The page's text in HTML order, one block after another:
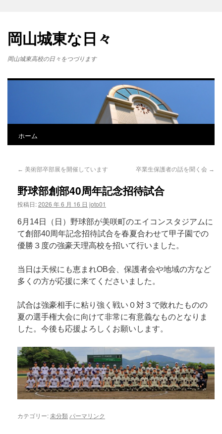
岡山城東な日々
岡山城東高校の日々をつづります
ホーム
← 美術部卒部展を開催しています 卒業生保護者の話を聞く会 →
野球部創部40周年記念招待試合
投稿日:2026 年 6 月 16 日 joto01
6月14日（日）野球部が美咲町のエイコンスタジアムに
て創部40周年記念招待試合を春夏合わせて甲子園での
優勝３度の強豪天理高校を招いて行いました。
当日は天候にも恵まれOB会、保護者会や地域の方など
多くの方が応援に来てくださいました。
試合は強豪相手に粘り強く戦い０対３で敗れたものの
夏の選手権大会に向けて非常に有意義なものとなりま
した。今後も応援よろしくお願いします。
カテゴリー:未分類 パーマリンク